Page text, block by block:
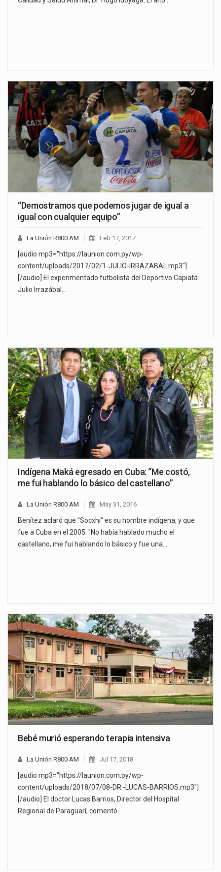
“Demostramos que podemos jugar de igual a
igual con cualquier equipo”
La Unión R800 AM Feb 17, 2017
[audio mp3="https://launion.com.py/wp-
content/uploads/2017/02/1-JULIO-IRRAZABAL.mp3"]
[/audio] El experimentado futbolista del Deportivo Capiatá
Julio Irrazábal…
Indígena Maká egresado en Cuba: “Me costó,
me fui hablando lo básico del castellano”
La Unión R800 AM May 31, 2016
Benítez aclaró que "Socxhi" es su nombre indígena, y que
fue a Cuba en el 2005: "No había hablado mucho el
castellano, me fui hablando lo básico y fue una…
Bebé murió esperando terapia intensiva
La Unión R800 AM Jul 17, 2018
[audio mp3="https://launion.com.py/wp-
content/uploads/2018/07/08-DR.-LUCAS-BARRIOS.mp3"]
[/audio] El doctor Lucas Barrios, Director del Hospital
Regional de Paraguarí, comentó…